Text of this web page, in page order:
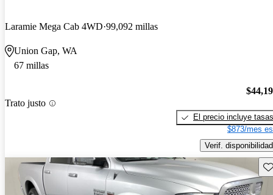
Laramie Mega Cab 4WD 99,092 millas
Union Gap, WA
67 millas
Trato justo
El precio incluye tasas
$873/mes
Verif. disponibilidad